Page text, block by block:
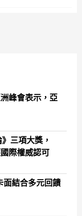
峰會表示，亞
三項大獎，
際權威認可
面結合多元回饋